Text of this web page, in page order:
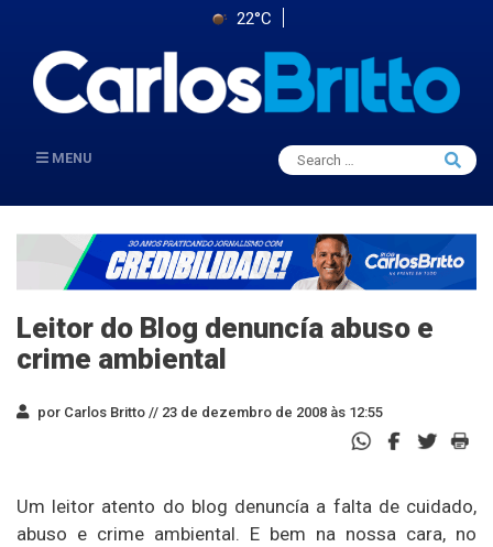
22°C
MENU
Search
for:
Search
Leitor do Blog denuncía abuso e
crime ambiental
por Carlos Britto // 23 de dezembro de 2008 às 12:55
Um leitor atento do blog denuncía a falta de cuidado,
abuso e crime ambiental. E bem na nossa cara, no